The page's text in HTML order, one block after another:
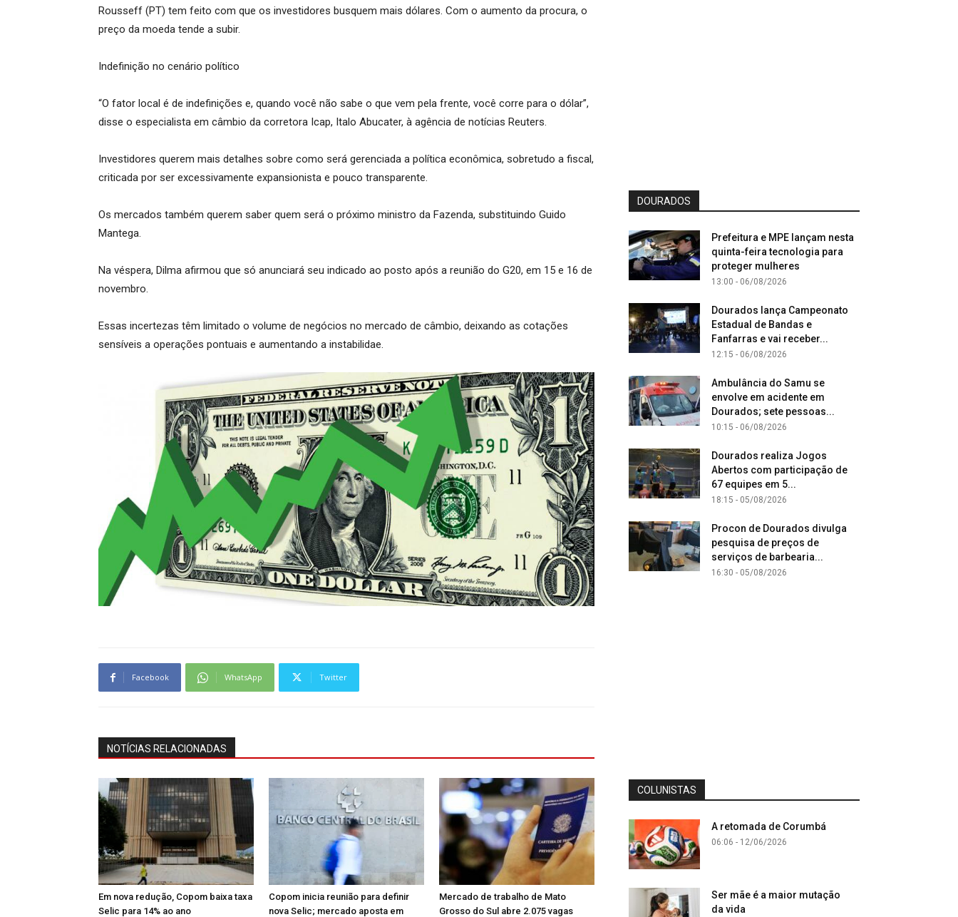
Rousseff (PT) tem feito com que os investidores busquem mais dólares. Com o aumento da procura, o
preço da moeda tende a subir.
Indefinição no cenário político
“O fator local é de indefinições e, quando você não sabe o que vem pela frente, você corre para o dólar”,
disse o especialista em câmbio da corretora Icap, Italo Abucater, à agência de notícias Reuters.
Investidores querem mais detalhes sobre como será gerenciada a política econômica, sobretudo a fiscal,
criticada por ser excessivamente expansionista e pouco transparente.
Os mercados também querem saber quem será o próximo ministro da Fazenda, substituindo Guido
Mantega.
Na véspera, Dilma afirmou que só anunciará seu indicado ao posto após a reunião do G20, em 15 e 16 de
novembro.
Essas incertezas têm limitado o volume de negócios no mercado de câmbio, deixando as cotações
sensíveis a operações pontuais e aumentando a instabilidae.
Facebook WhatsApp Twitter
NOTÍCIAS RELACIONADAS
Em nova redução, Copom baixa taxa
Selic para 14% ao ano
Copom inicia reunião para definir
nova Selic; mercado aposta em
Mercado de trabalho de Mato
Grosso do Sul abre 2.075 vagas
DOURADOS
Prefeitura e MPE lançam nesta
quinta-feira tecnologia para
proteger mulheres
13:00 - 06/08/2026
Dourados lança Campeonato
Estadual de Bandas e
Fanfarras e vai receber...
12:15 - 06/08/2026
Ambulância do Samu se
envolve em acidente em
Dourados; sete pessoas...
10:15 - 06/08/2026
Dourados realiza Jogos
Abertos com participação de
67 equipes em 5...
18:15 - 05/08/2026
Procon de Dourados divulga
pesquisa de preços de
serviços de barbearia...
16:30 - 05/08/2026
COLUNISTAS
A retomada de Corumbá
06:06 - 12/06/2026
Ser mãe é a maior mutação
da vida